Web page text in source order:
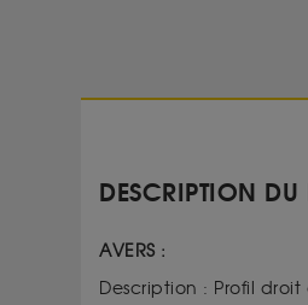
DESCRIPTION DU
AVERS :
Description : Profil